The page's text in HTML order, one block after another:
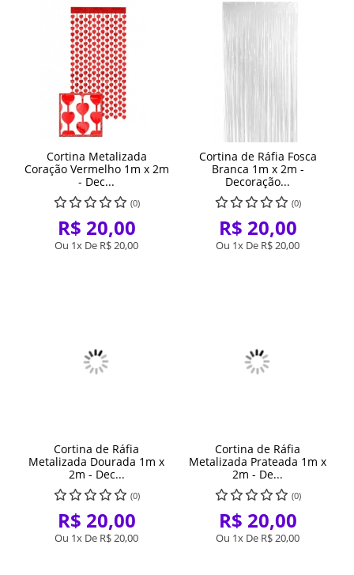
Cortina Metalizada
Coração Vermelho 1m x 2m
- Dec...
(0)
R$ 20,00
Ou 1x De R$ 20,00
Cortina de Ráfia Fosca
Branca 1m x 2m -
Decoração...
(0)
R$ 20,00
Ou 1x De R$ 20,00
Cortina de Ráfia
Metalizada Dourada 1m x
2m - Dec...
(0)
R$ 20,00
Ou 1x De R$ 20,00
Cortina de Ráfia
Metalizada Prateada 1m x
2m - De...
(0)
R$ 20,00
Ou 1x De R$ 20,00